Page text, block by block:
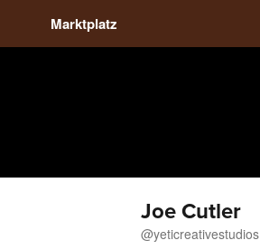
Marktplatz
Joe Cutler
@yeticreativestudios